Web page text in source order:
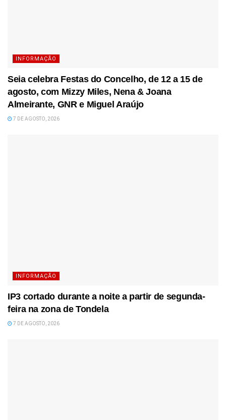
INFORMAÇÃO
Seia celebra Festas do Concelho, de 12 a 15 de
agosto, com Mizzy Miles, Nena & Joana
Almeirante, GNR e Miguel Araújo
7 DE AGOSTO, 2026
INFORMAÇÃO
IP3 cortado durante a noite a partir de segunda-
feira na zona de Tondela
7 DE AGOSTO, 2026